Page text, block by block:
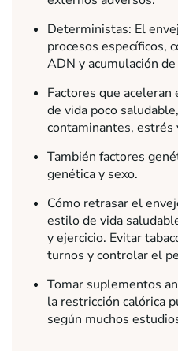
Deterministas: El
procesos específicos,
ADN y acumulación
Factores que
de vida poco
contaminantes, estrés
También factores
genética y sexo.
Cómo retrasar el
estilo de vida
y ejercicio. Evitar
turnos y controlar el
Tomar suplementos
la restricción calórica
según muchos